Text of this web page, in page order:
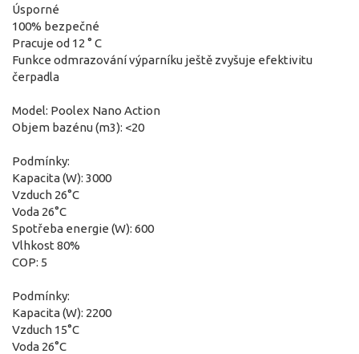
Úsporné
100% bezpečné
Pracuje od 12 ° C
Funkce odmrazování výparníku ještě zvyšuje efektivitu
čerpadla
Model: Poolex Nano Action
Objem bazénu (m3): <20
Podmínky:
Kapacita (W): 3000
Vzduch 26°C
Voda 26°C
Spotřeba energie (W): 600
Vlhkost 80%
COP: 5
Podmínky:
Kapacita (W): 2200
Vzduch 15°C
Voda 26°C